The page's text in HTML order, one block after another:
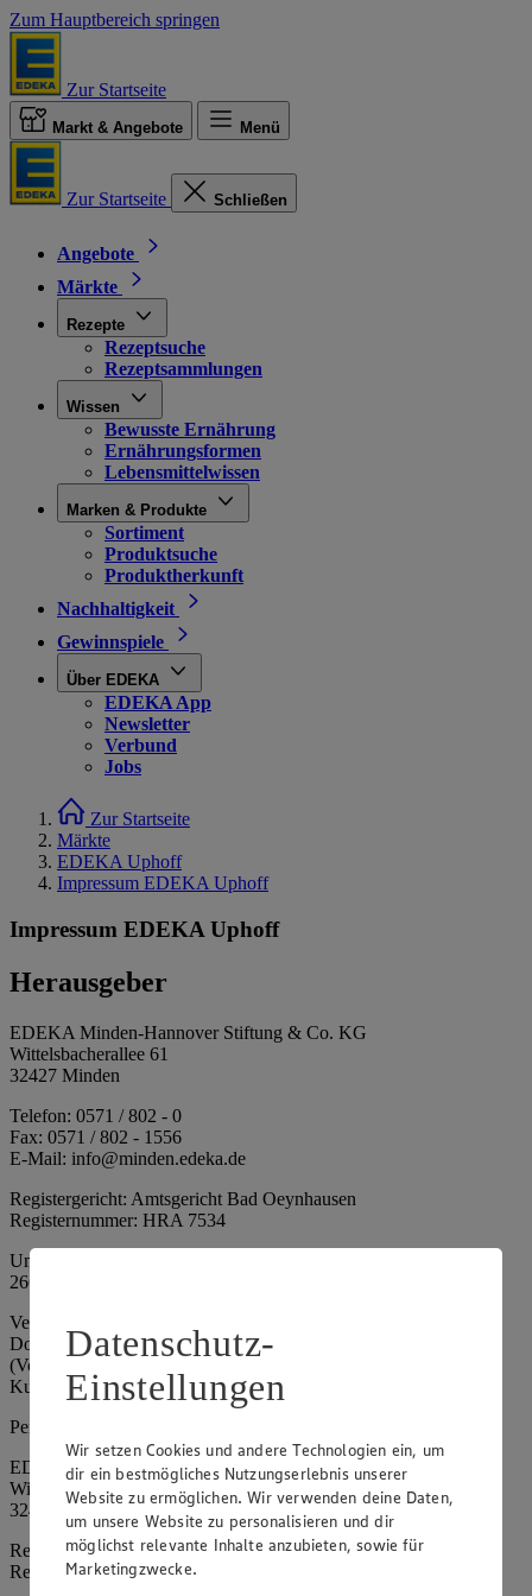
Zum Hauptbereich springen
Zur Startseite
Markt & Angebote Menü
Zur Startseite Schließen
Angebote
Märkte
Rezepte
Rezeptsuche
Rezeptsammlungen
Wissen
Bewusste Ernährung
Ernährungsformen
Lebensmittelwissen
Marken & Produkte
Sortiment
Produktsuche
Produktherkunft
Nachhaltigkeit
Gewinnspiele
Über EDEKA
EDEKA App
Newsletter
Verbund
Jobs
Zur Startseite
Märkte
EDEKA Uphoff
Impressum EDEKA Uphoff
Impressum EDEKA Uphoff
Herausgeber
EDEKA Minden-Hannover Stiftung & Co. KG
Wittelsbacherallee 61
32427 Minden
Telefon: 0571 / 802 - 0
Fax: 0571 / 802 - 1556
E-Mail: info@minden.edeka.de
Registergericht: Amtsgericht Bad Oeynhausen
Registernummer: HRA 7534
Umsatzsteuer-Identifikationsnummer gem. § 27a UStG: DE
266067317
Vertretungsberechtigte: Mark Rosenkranz (Sprecher), Eileen
Dominique Klingsiek (Vorstandsmitglied), Ulf-U. Plath
(Vorstandsmitglied), Stephan Wohler (Vorstandsmitglied), Marc
Kuhlmann (Aufsichtsratsvorsitzender)
Persönlich haftende Gesellschafterin:
EDEKA Minden-Hannover Holding GmbH
Wittelsbacherallee 61
32427 Minden
Registergericht: Amtsgericht Bad Oeynhausen
Registernummer: HRB 4086
Datenschutz-
Einstellungen
Wir setzen Cookies und andere Technologien ein, um
dir ein bestmögliches Nutzungserlebnis unserer
Website zu ermöglichen. Wir verwenden deine Daten,
um unsere Website zu personalisieren und dir
möglichst relevante Inhalte anzubieten, sowie für
Marketingzwecke.